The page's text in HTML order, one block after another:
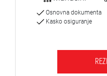
Osnovna dokumenta
Kasko osiguranje